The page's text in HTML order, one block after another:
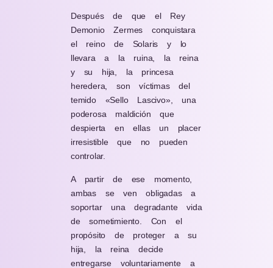
Después de que el Rey
Demonio Zermes conquistara
el reino de Solaris y lo
llevara a la ruina, la reina
y su hija, la princesa
heredera, son víctimas del
temido «Sello Lascivo», una
poderosa maldición que
despierta en ellas un placer
irresistible que no pueden
controlar.
A partir de ese momento,
ambas se ven obligadas a
soportar una degradante vida
de sometimiento. Con el
propósito de proteger a su
hija, la reina decide
entregarse voluntariamente a